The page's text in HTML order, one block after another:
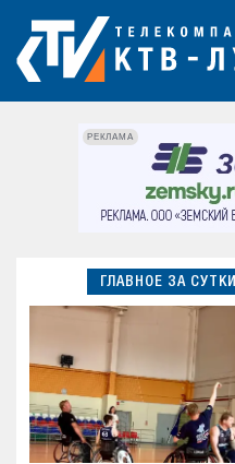
РЕКЛАМА
ГЛАВНОЕ ЗА СУТКИ